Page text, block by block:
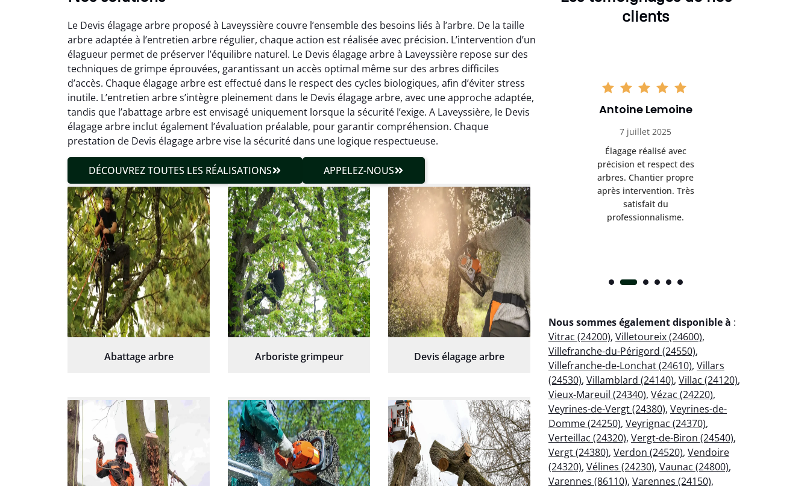
Le Devis élagage arbre proposé à Laveyssière couvre l’ensemble des besoins liés à l’arbre. De la taille
arbre adaptée à l’entretien arbre régulier, chaque action est réalisée avec précision. L’intervention d’un
élagueur permet de préserver l’équilibre naturel. Le Devis élagage arbre à Laveyssière repose sur des
techniques de grimpe éprouvées, garantissant un accès optimal même sur des arbres difficiles
d’accès. Chaque élagage arbre est effectué dans le respect des cycles biologiques, afin d’éviter stress
inutile. L’entretien arbre s’intègre pleinement dans le Devis élagage arbre, avec une approche adaptée,
tandis que l’abattage arbre est envisagé uniquement lorsque la sécurité l’exige. A Laveyssière, le Devis
élagage arbre inclut également l’évaluation préalable, pour garantir compréhension. Chaque
prestation de Devis élagage arbre vise la sécurité dans une logique respectueuse.
DÉCOUVREZ TOUTES LES RÉALISATIONS APPELEZ-NOUS
Abattage arbre Arboriste grimpeur Devis élagage arbre
clients
Mathieu Roussel
19 décembre 2025
précise malgré des
conditions compliquées. Le
résultat est exactement
conforme à mes attentes.
Julien Caradec
18 juin 2025
propre et parfaitement
maîtrisée. Résultat
impeccable.
Antoine Lemoine
7 juillet 2025
Élagage réalisé avec
précision et respect des
arbres. Chantier propre
après intervention. Très
satisfait du
professionnalisme.
Nous sommes également disponible à :
Vitrac (24200), Villetoureix (24600),
Villefranche-du-Périgord (24550),
Villefranche-de-Lonchat (24610), Villars
(24530), Villamblard (24140), Villac (24120),
Vieux-Mareuil (24340), Vézac (24220),
Veyrines-de-Vergt (24380), Veyrines-de-
Domme (24250), Veyrignac (24370),
Verteillac (24320), Vergt-de-Biron (24540),
Vergt (24380), Verdon (24520), Vendoire
(24320), Vélines (24230), Vaunac (24800),
Varennes (86110), Varennes (24150),